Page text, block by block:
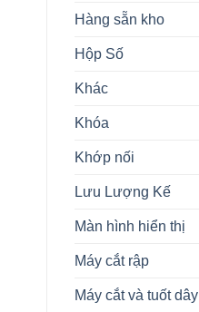
Hàng sẵn kho
Hộp Số
Khác
Khóa
Khớp nối
Lưu Lượng Kế
Màn hình hiển thị
Máy cắt rập
Máy cắt và tuốt dây